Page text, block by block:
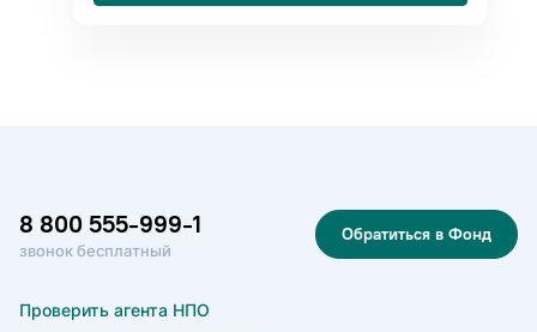
8 800 555-999-1
звонок бесплатный
Обратиться в Фонд
Проверить агента НПО